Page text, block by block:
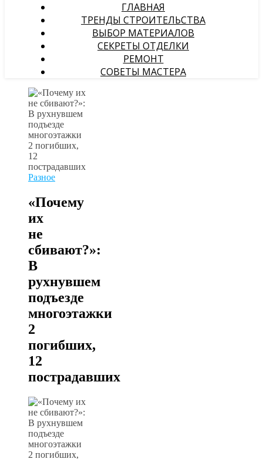
ГЛАВНАЯ
ТРЕНДЫ СТРОИТЕЛЬСТВА
ВЫБОР МАТЕРИАЛОВ
СЕКРЕТЫ ОТДЕЛКИ
РЕМОНТ
СОВЕТЫ МАСТЕРА
Разное
«Почему
их
не
сбивают?»:
В
рухнувшем
подъезде
многоэтажки
2
погибших,
12
пострадавших